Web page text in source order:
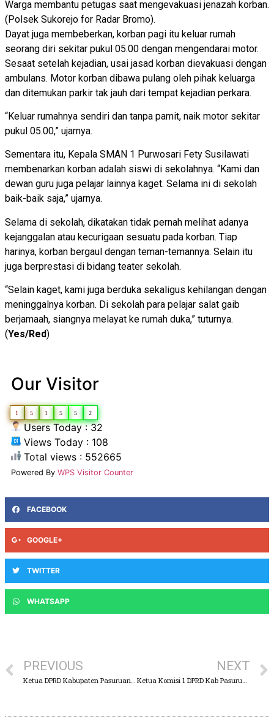
Warga membantu petugas saat mengevakuasi jenazah korban.
(Polsek Sukorejo for Radar Bromo).
Dayat juga membeberkan, korban pagi itu keluar rumah
seorang diri sekitar pukul 05.00 dengan mengendarai motor.
Sesaat setelah kejadian, usai jasad korban dievakuasi dengan
ambulans. Motor korban dibawa pulang oleh pihak keluarga
dan ditemukan parkir tak jauh dari tempat kejadian perkara.
“Keluar rumahnya sendiri dan tanpa pamit, naik motor sekitar
pukul 05.00,” ujarnya.
Sementara itu, Kepala SMAN 1 Purwosari Fety Susilawati
membenarkan korban adalah siswi di sekolahnya. “Kami dan
dewan guru juga pelajar lainnya kaget. Selama ini di sekolah
baik-baik saja,” ujarnya.
Selama di sekolah, dikatakan tidak pernah melihat adanya
kejanggalan atau kecurigaan sesuatu pada korban. Tiap
harinya, korban bergaul dengan teman-temannya. Selain itu
juga berprestasi di bidang teater sekolah.
“Selain kaget, kami juga berduka sekaligus kehilangan dengan
meninggalnya korban. Di sekolah para pelajar salat gaib
berjamaah, siangnya melayat ke rumah duka,” tuturnya.
(Yes/Red)
Our Visitor
1 5 1 5 5 2
Users Today : 32
Views Today : 108
Total views : 552665
Powered By WPS Visitor Counter
FACEBOOK
GOOGLE+
TWITTER
WHATSAPP
PREVIOUS NEXT